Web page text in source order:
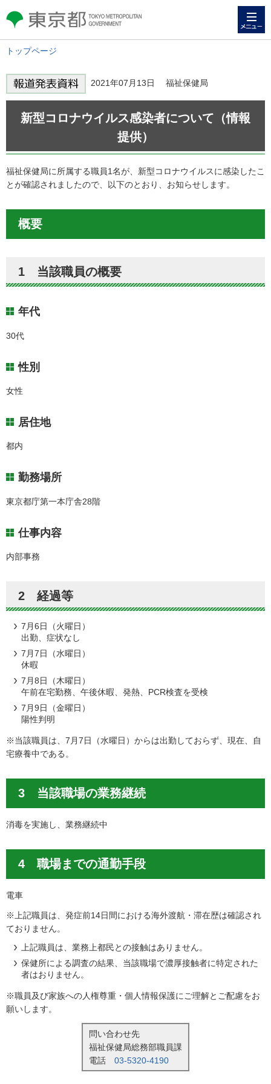
東京都 TOKYO METROPOLITAN
GOVERNMENT
トップページ
2021年07月13日 福祉保健局
新型コロナウイルス感染者について（情報
提供）
福祉保健局に所属する職員1名が、新型コロナウイルスに感染したこ
とが確認されましたので、以下のとおり、お知らせします。
概要
1 当該職員の概要
年代
30代
性別
女性
居住地
都内
勤務場所
東京都庁第一本庁舎28階
仕事内容
内部事務
2 経過等
7月6日（火曜日）
出勤、症状なし
7月7日（水曜日）
休暇
7月8日（木曜日）
午前在宅勤務、午後休暇、発熱、PCR検査を受検
7月9日（金曜日）
陽性判明
※当該職員は、7月7日（水曜日）からは出勤しておらず、現在、自
宅療養中である。
3 当該職場の業務継続
消毒を実施し、業務継続中
4 職場までの通勤手段
電車
※上記職員は、発症前14日間における海外渡航・滞在歴は確認され
ておりません。
上記職員は、業務上都民との接触はありません。
保健所による調査の結果、当該職場で濃厚接触者に特定された
者はおりません。
※職員及び家族への人権尊重・個人情報保護にご理解とご配慮をお
願いします。
問い合わせ先
福祉保健局総務部職員課
電話 03-5320-4190